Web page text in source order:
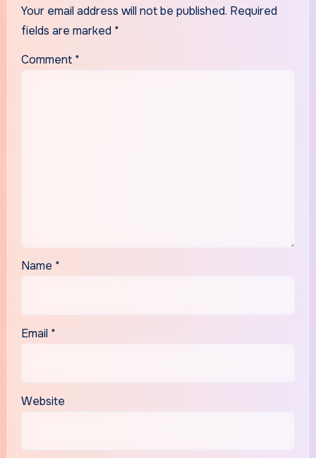
Your email address will not be published. Required
fields are marked *
Comment *
Name *
Email *
Website